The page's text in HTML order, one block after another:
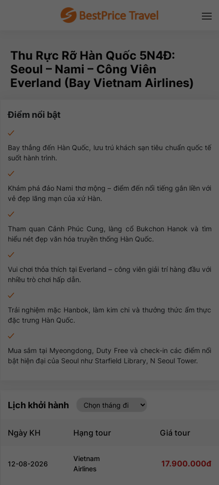
Thu Rực Rỡ Hàn Quốc 5N4Đ:
Seoul – Nami – Công Viên
Everland (Bay Vietnam Airlines)
Điểm nổi bật
Bay thẳng đến Hàn Quốc, lưu trú khách sạn tiêu chuẩn quốc tế
suốt hành trình.
Khám phá đảo Nami thơ mộng – điểm đến nổi tiếng gắn liền với
vẻ đẹp lãng mạn của xứ Hàn.
Tham quan Cảnh Phúc Cung, làng cổ Bukchon Hanok và tìm
hiểu nét đẹp văn hóa truyền thống Hàn Quốc.
Vui chơi thỏa thích tại Everland – công viên giải trí hàng đầu với
nhiều trò chơi hấp dẫn.
Trải nghiệm mặc Hanbok, làm kim chi và thưởng thức ẩm thực
đặc trưng Hàn Quốc.
Mua sắm tại Myeongdong, Duty Free và check-in các điểm nổi
bật hiện đại của Seoul như Starfield Library, N Seoul Tower.
Lịch khởi hành
Ngày KH Hạng tour Giá tour
12-08-2026
Vietnam
Airlines
17.900.000đ